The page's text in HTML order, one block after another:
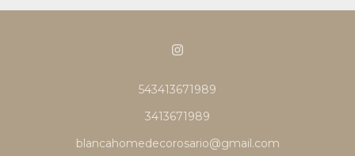
543413671989
3413671989
blancahomedecorosario@gmail.com